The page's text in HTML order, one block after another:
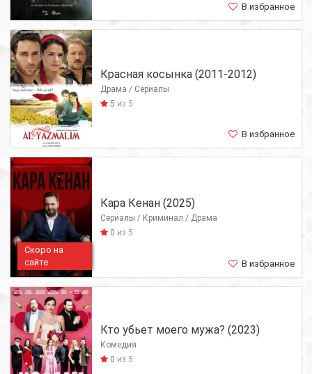
В избранное
Красная косынка (2011-2012)
Драма / Сериалы
5 из 5
В избранное
Скоро на
сайте
Кара Кенан (2025)
Сериалы / Криминал / Драма
0 из 5
В избранное
Кто убьет моего мужа? (2023)
Комедия
0 из 5